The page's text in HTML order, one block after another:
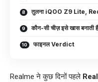
तुलना iQOO Z9 Lite,
कौन-सी चीज़ इसे खास बनाती
फाइनल Verdict
Realme ने कुछ दिनों पहले